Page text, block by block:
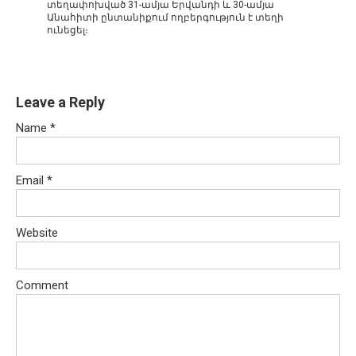
տեղափոխված 31-ամյա Երվանդի և 30-ամյա
Անահիտի ընտանիքում ողբերգություն է տեղի
ունեցել։
Leave a Reply
Name *
Email *
Website
Comment